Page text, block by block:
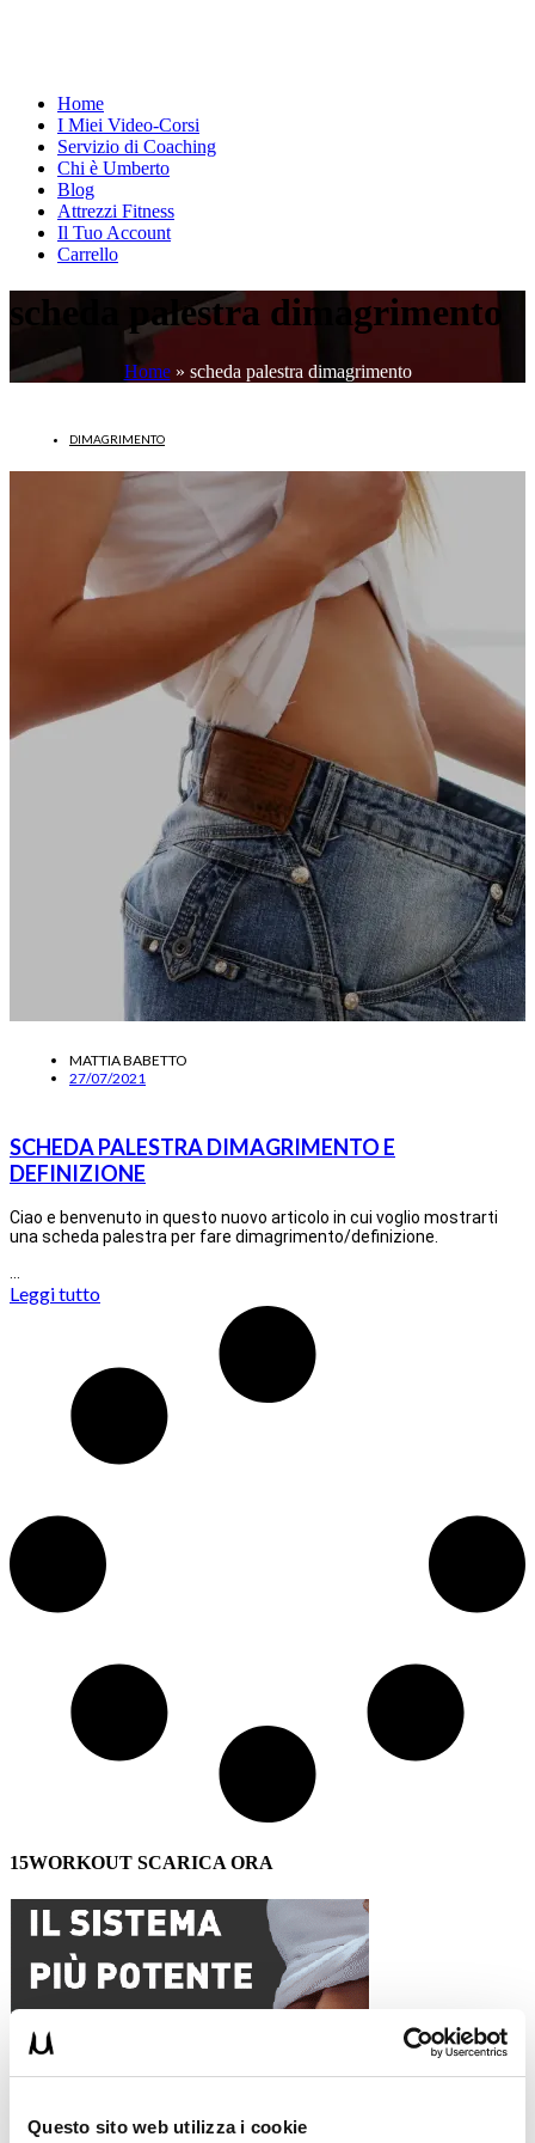
Questo sito web utilizza i cookie
Home
I Miei Video-Corsi
Servizio di Coaching
Chi è Umberto
Blog
Attrezzi Fitness
Il Tuo Account
Carrello
scheda palestra dimagrimento
Home» scheda palestra dimagrimento
DIMAGRIMENTO
MATTIA BABETTO
27/07/2021
SCHEDA PALESTRA DIMAGRIMENTO E
DEFINIZIONE
Ciao e benvenuto in questo nuovo articolo in cui voglio mostrarti
una scheda palestra per fare dimagrimento/definizione.
Leggi tutto
15WORKOUT SCARICA ORA